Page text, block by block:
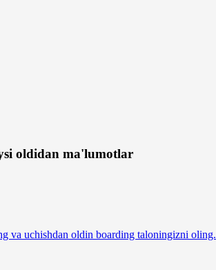
oldidan ma'lumotlar
va uchishdan oldin boarding taloningizni oling.